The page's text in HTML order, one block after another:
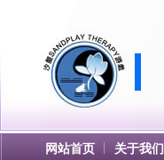
网站首页 关于我们